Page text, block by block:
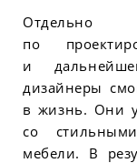
Отдельно
по
и
дизайнеры
в жизнь. Они
со
мебели. В